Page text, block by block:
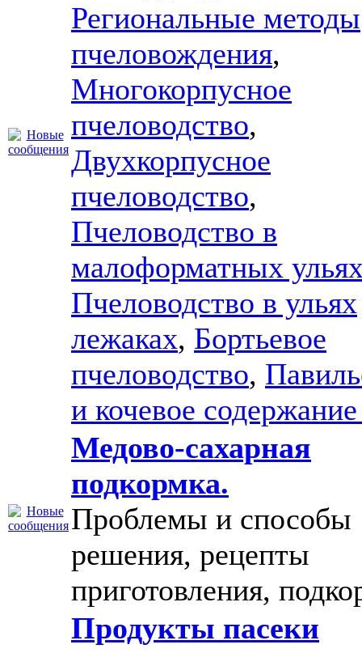
Региональные методы
пчеловождения,
Многокорпусное
пчеловодство,
Двухкорпусное
пчеловодство,
Пчеловодство в
малоформатных
Пчеловодство в ульях
лежаках, Бортьевое
пчеловодство,
и кочевое
Медово-сахарная
подкормка.
Проблемы и способы
решения, рецепты
приготовления,
Продукты пасеки